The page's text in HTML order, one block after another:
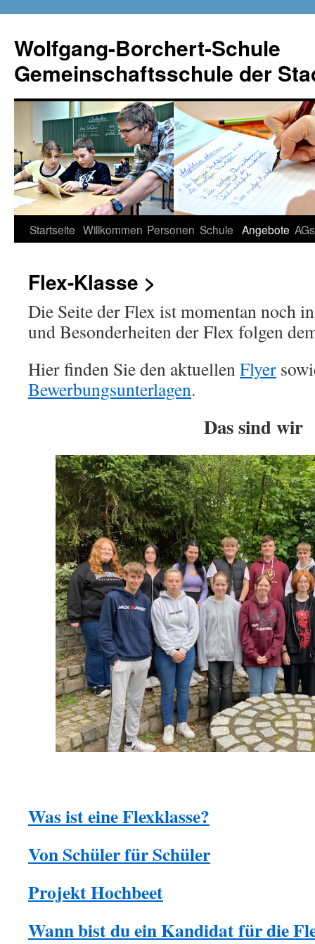
Wolfgang-Borchert-Schule
Gemeinschaftsschule der
Zum
springen
Startseite Willkommen Personen Schule Angebote AGs
Flex-Klasse >
Die Seite der Flex ist momentan noch
und Besonderheiten der Flex folgen
Hier finden Sie den aktuellenFlyer
Bewerbungsunterlagen.
Das sind wir
Was ist eine Flexklasse?
Von Schüler für Schüler
Projekt Hochbeet
Wann bist du ein Kandidat für die